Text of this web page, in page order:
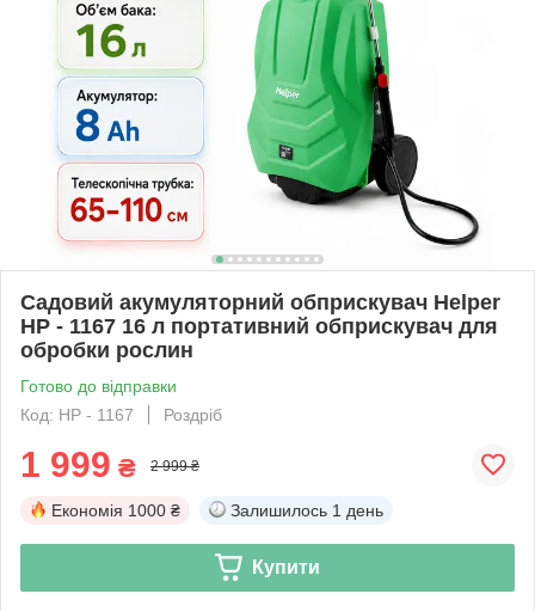
Садовий акумуляторний обприскувач Helper
HP - 1167 16 л портативний обприскувач для
обробки рослин
Готово до відправки
Код: HP - 1167
Роздріб
1 999 ₴ 2 999 ₴
Економія 1000 ₴ Залишилось 1 день
Купити